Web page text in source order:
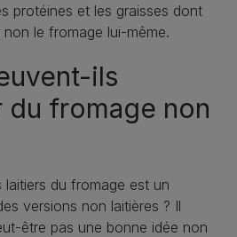
protéines et les graisses dont
le fromage lui-même.
ils
du fromage non
du fromage est un
versions non laitières ? Il
être pas une bonne idée non